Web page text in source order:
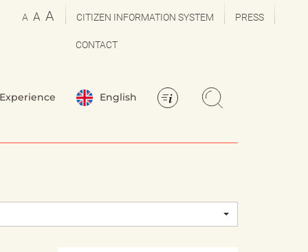
A A A CITIZEN INFORMATION SYSTEM PRESS
CONTACT
Experience English